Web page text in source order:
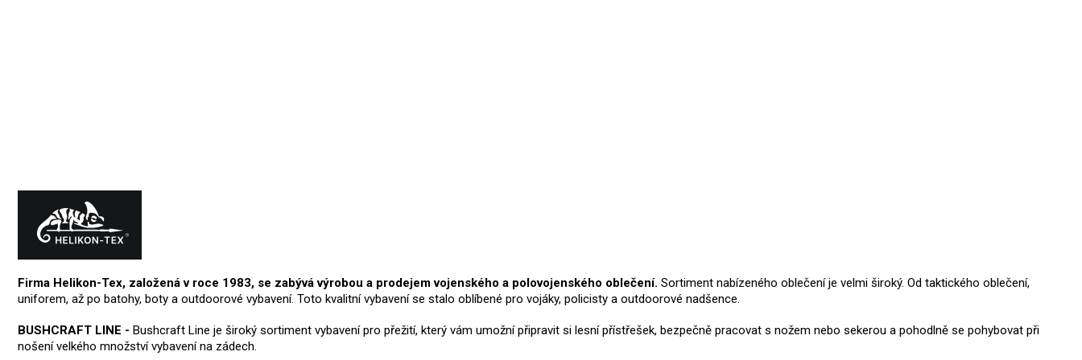
Firma Helikon-Tex, založená v roce 1983, se zabývá výrobou a prodejem vojenského a polovojenského oblečení. Sortiment nabízeného oblečení je velmi široký. Od taktického oblečení,
uniforem, až po batohy, boty a outdoorové vybavení. Toto kvalitní vybavení se stalo oblíbené pro vojáky, policisty a outdoorové nadšence.
BUSHCRAFT LINE - Bushcraft Line je široký sortiment vybavení pro přežití, který vám umožní připravit si lesní přístřešek, bezpečně pracovat s nožem nebo sekerou a pohodlně se pohybovat při
nošení velkého množství vybavení na zádech.